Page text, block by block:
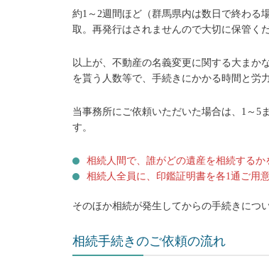
約1～2週間ほど（群馬県内は数日で終わる
取。再発行はされませんので大切に保管くだ
以上が、不動産の名義変更に関する大まか
を貰う人数等で、手続きにかかる時間と労
当事務所にご依頼いただいた場合は、1～5
す。
相続人間で、誰がどの遺産を相続するか
相続人全員に、印鑑証明書を各1通ご用
そのほか相続が発生してからの手続きにつ
相続手続きのご依頼の流れ